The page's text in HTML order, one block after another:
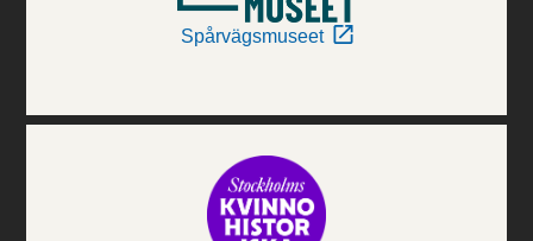
Spårvägsmuseet